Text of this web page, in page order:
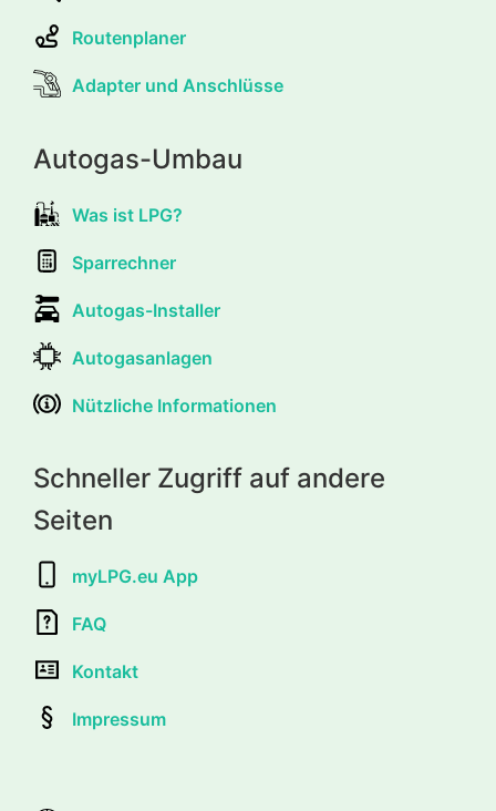
Routenplaner
Adapter und Anschlüsse
Autogas-Umbau
Was ist LPG?
Sparrechner
Autogas-Installer
Autogasanlagen
Nützliche Informationen
Schneller Zugriff auf andere
Seiten
myLPG.eu App
FAQ
Kontakt
Impressum